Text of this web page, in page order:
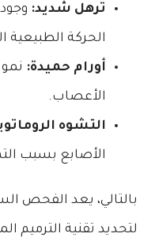
ترهل شديد:
الحركة
أورام حميدة:
الأعصاب.
التشوه
الأصابع بسبب
بالتالي، يعد الفحص
لتحديد تقنية الترميم